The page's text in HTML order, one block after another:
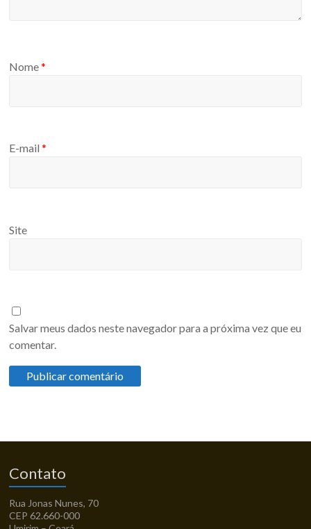
Nome*
E-mail*
Site
Salvar meus dados neste navegador para a próxima vez que eu
comentar.
Contato
Rua Jonas Nunes, 70
CEP 62.660-000